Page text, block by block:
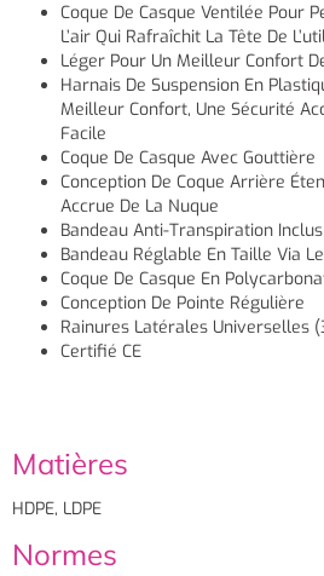
Coque De Casque Ventilée Pour
L’air Qui Rafraîchit La Tête De
Léger Pour Un Meilleur Confort
Harnais De Suspension En
Meilleur Confort, Une Sécurité
Facile
Coque De Casque Avec Gouttière
Conception De Coque Arrière
Accrue De La Nuque
Bandeau Anti-Transpiration
Bandeau Réglable En Taille Via
Coque De Casque En
Conception De Pointe Régulière
Rainures Latérales Universelles
Certifié CE
Matières
HDPE, LDPE
Normes